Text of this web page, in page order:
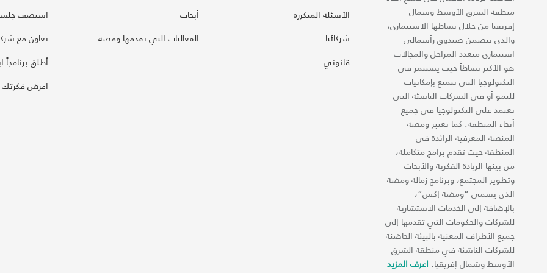
منطقة الشرق الأوسط وشمال
إفريقيا من خلال نشاطها الاستثماري،
والذي يتضمن صندوق رأسمالي
استثماري متعدد المراحل والمجالات
هو الأكثر نشاطاً حيث يستثمر في
التكنولوجيا التي تتمتع بإمكانيات
للنمو أو في الشركات الناشئة التي
تعتمد على التكنولوجيا في جميع
أنحاء المنطقة. كما تعتبر ومضة
المنصة المعرفية الرائدة في
المنطقة حيث تقدم برامج متكاملة،
من بينها الريادة الفكرية والأبحاث
وتطوير المجتمع، وبرنامج زمالة ومضة
الذي يسمى “ومضة إكس“،
بالإضافة إلى الخدمات الاستشارية
للشركات والحكومات التي تقدمها إلى
جميع الأطراف المعنية بالبيئة الحاضنة
للشركات الناشئة في منطقة الشرق
الأوسط وشمال إفريقيا. اعرف المزيد
الأسئلة المتكررة
شركائنا
قانوني
أبحاث
الفعاليات التي تقدمها ومضة
استضف
تعاون مع
أطلق برنامجاً
اعرض